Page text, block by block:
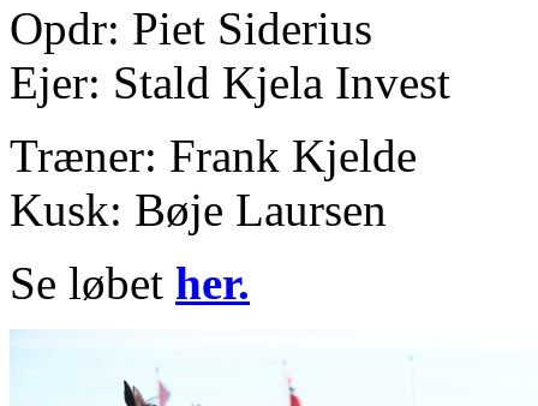
Opdr: Piet Siderius
Ejer: Stald Kjela Invest
Træner: Frank Kjelde
Kusk: Bøje Laursen
Se løbet her.